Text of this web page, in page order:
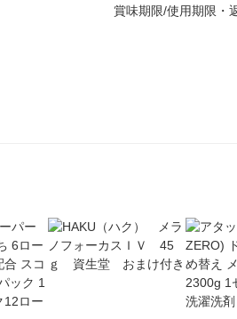
賞味期限/使用期限・